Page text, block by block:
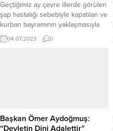
Geçtiğimiz ay çevre illerde görülen
şap hastalığı sebebiyle kapatılan ve
kurban bayramının yaklaşmasıyla
yeniden açılan canlı hayvan
pazarları, bayram sonrasından şap
04.07.2023 0
Başkan Ömer Aydoğmuş:
“Devletin Dini Adalettir”